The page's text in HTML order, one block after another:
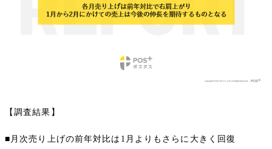
【調査結果】
■月次売り上げの前年対比は1月よりもさらに大きく回復